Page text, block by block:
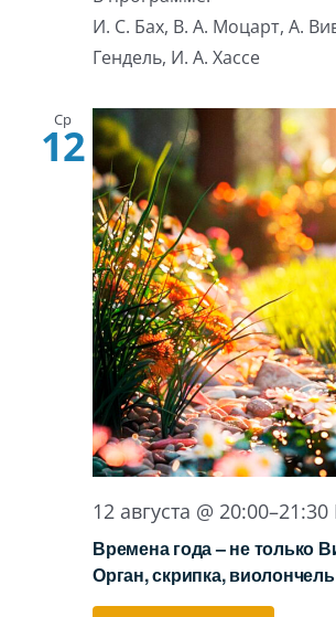
И. С. Бах, В. А. Моцарт, А.
Гендель, И. А. Хассе
Ср
12
12 августа @ 20:00–21:30
Времена года – не только
Орган, скрипка, виолончель